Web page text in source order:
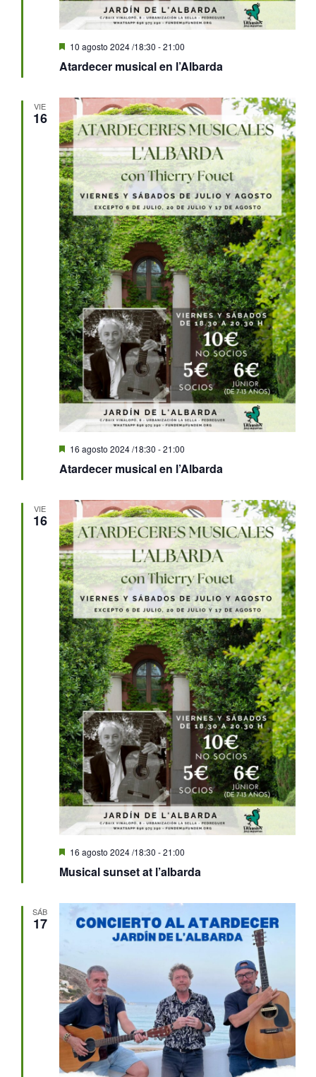
Atardecer musical en l’Albarda
Destacado
10 agosto 2024 /18:30 -21:00
VIE
16
Atardecer musical en l’Albarda
Destacado
16 agosto 2024 /18:30 -21:00
VIE
16
Musical sunset at l’albarda
Destacado
16 agosto 2024 /18:30 -21:00
SÁB
17